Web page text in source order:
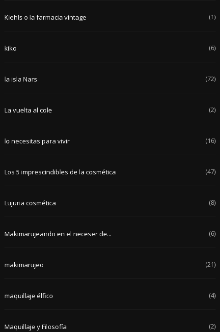
Kiehls o la farmacia vintage (1)
kiko (6)
la isla Nars (72)
La vuelta al cole (2)
lo necesitas para vivir (16)
Los 5 imprescindibles de la cosmética (47)
Lujuria cosmética (8)
Makimarujeando en el neceser de... (6)
makimarujeo (21)
maquillaje élfico (4)
Maquillaje y Filosofía (2)